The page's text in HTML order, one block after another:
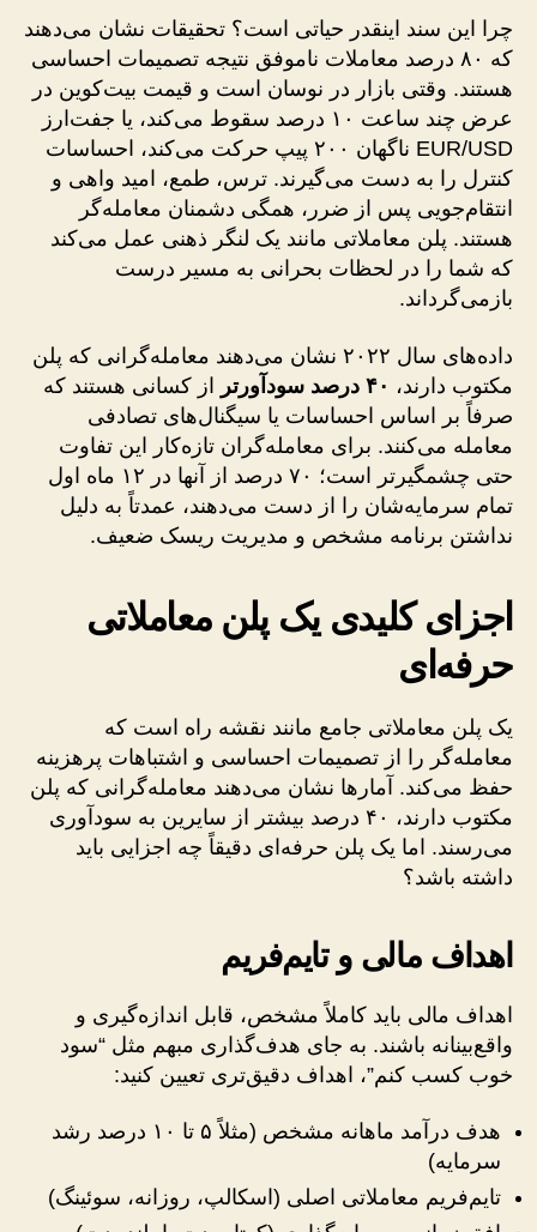
چرا این سند اینقدر حیاتی است؟ تحقیقات نشان می‌دهند
که ۸۰ درصد معاملات ناموفق نتیجه تصمیمات احساسی
هستند. وقتی بازار در نوسان است و قیمت بیت‌کوین در
عرض چند ساعت ۱۰ درصد سقوط می‌کند، یا جفت‌ارز
EUR/USD ناگهان ۲۰۰ پیپ حرکت می‌کند، احساسات
کنترل را به دست می‌گیرند. ترس، طمع، امید واهی و
انتقام‌جویی پس از ضرر، همگی دشمنان معامله‌گر
هستند. پلن معاملاتی مانند یک لنگر ذهنی عمل می‌کند
که شما را در لحظات بحرانی به مسیر درست
بازمی‌گرداند.
داده‌های سال ۲۰۲۲ نشان می‌دهند معامله‌گرانی که پلن
مکتوب دارند، ۴۰ درصد سودآورتر
از کسانی هستند که
صرفاً بر اساس احساسات یا سیگنال‌های تصادفی
معامله می‌کنند. برای معامله‌گران تازه‌کار این تفاوت
حتی چشمگیرتر است؛ ۷۰ درصد از آنها در ۱۲ ماه اول
تمام سرمایه‌شان را از دست می‌دهند، عمدتاً به دلیل
نداشتن برنامه مشخص و مدیریت ریسک ضعیف.
اجزای کلیدی یک پلن معاملاتی
حرفه‌ای
یک پلن معاملاتی جامع مانند نقشه راه است که
معامله‌گر را از تصمیمات احساسی و اشتباهات پرهزینه
حفظ می‌کند. آمارها نشان می‌دهند معامله‌گرانی که پلن
مکتوب دارند، ۴۰ درصد بیشتر از سایرین به سودآوری
می‌رسند. اما یک پلن حرفه‌ای دقیقاً چه اجزایی باید
داشته باشد؟
اهداف مالی و تایم‌فریم
اهداف مالی باید کاملاً مشخص، قابل اندازه‌گیری و
واقع‌بینانه باشند. به جای هدف‌گذاری مبهم مثل “سود
خوب کسب کنم”، اهداف دقیق‌تری تعیین کنید:
هدف درآمد ماهانه مشخص (مثلاً ۵ تا ۱۰ درصد رشد
سرمایه)
تایم‌فریم معاملاتی اصلی (اسکالپ، روزانه، سوئینگ)